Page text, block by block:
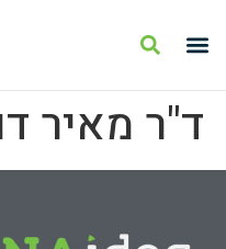
ד"ר מאיר